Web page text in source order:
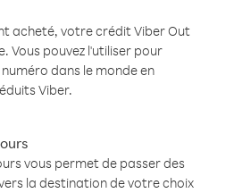
acheté, votre crédit Viber Out
Vous pouvez l'utiliser pour
dans le monde en
Viber.
vous permet de passer des
la destination de votre choix